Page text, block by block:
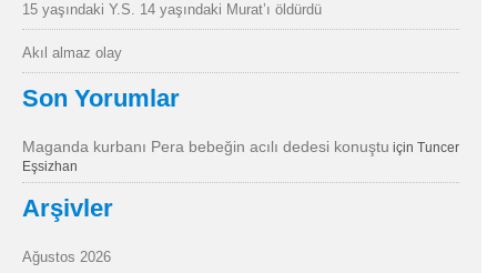
15 yaşındaki Y.S. 14 yaşındaki Murat’ı öldürdü
Akıl almaz olay
Son Yorumlar
Maganda kurbanı Pera bebeğin acılı dedesi konuştu için Tuncer
Eşsizhan
Arşivler
Ağustos 2026